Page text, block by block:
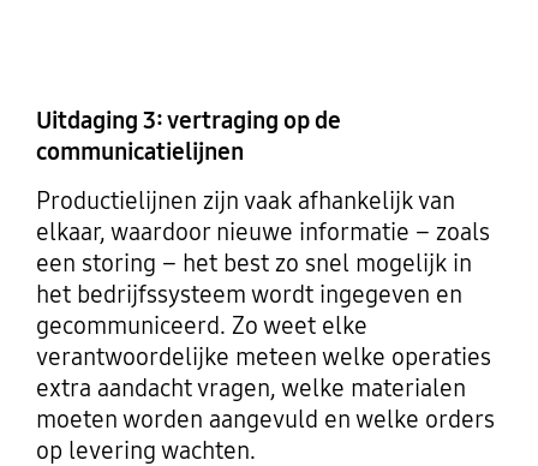
Uitdaging 3: vertraging op de
communicatielijnen
Productielijnen zijn vaak afhankelijk van
elkaar, waardoor nieuwe informatie – zoals
een storing – het best zo snel mogelijk in
het bedrijfssysteem wordt ingegeven en
gecommuniceerd. Zo weet elke
verantwoordelijke meteen welke operaties
extra aandacht vragen, welke materialen
moeten worden aangevuld en welke orders
op levering wachten.